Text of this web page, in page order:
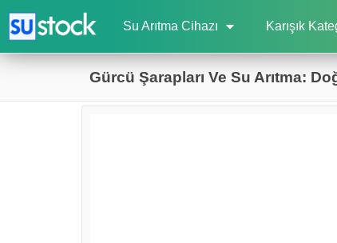
Su Arıtma Cihazı Karışık
Gürcü Şarapları Ve Su Arıtma: